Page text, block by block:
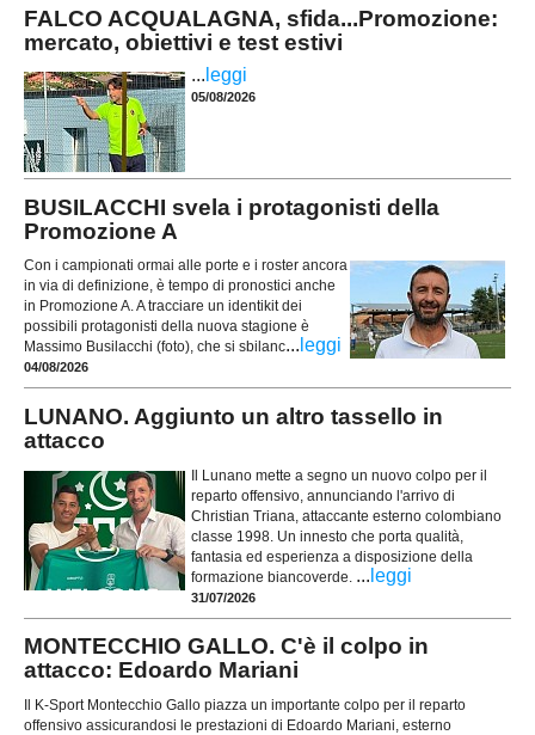
FALCO ACQUALAGNA, sfida...Promozione:
mercato, obiettivi e test estivi
... leggi
05/08/2026
BUSILACCHI svela i protagonisti della
Promozione A
Con i campionati ormai alle porte e i roster ancora
in via di definizione, è tempo di pronostici anche
in Promozione A. A tracciare un identikit dei
possibili protagonisti della nuova stagione è
Massimo Busilacchi (foto), che si sbilanc... leggi
04/08/2026
LUNANO. Aggiunto un altro tassello in
attacco
Il Lunano mette a segno un nuovo colpo per il
reparto offensivo, annunciando l'arrivo di
Christian Triana, attaccante esterno colombiano
classe 1998. Un innesto che porta qualità,
fantasia ed esperienza a disposizione della
formazione biancoverde. ... leggi
31/07/2026
MONTECCHIO GALLO. C'è il colpo in
attacco: Edoardo Mariani
Il K-Sport Montecchio Gallo piazza un importante colpo per il reparto
offensivo assicurandosi le prestazioni di Edoardo Mariani, esterno